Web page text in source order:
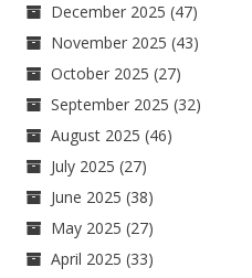
December 2025 (47)
November 2025 (43)
October 2025 (27)
September 2025 (32)
August 2025 (46)
July 2025 (27)
June 2025 (38)
May 2025 (27)
April 2025 (33)